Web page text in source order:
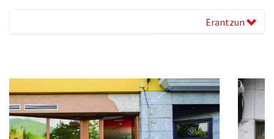
Erantzun